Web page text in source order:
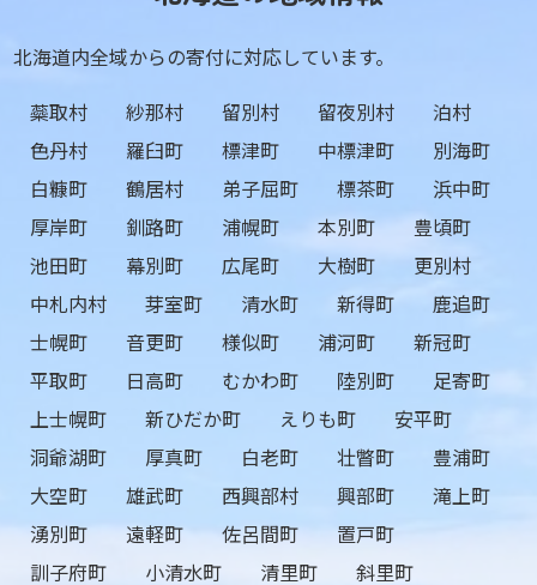
北海道内全域からの寄付に対応しています。
蘂取村
紗那村 留別村 留夜別村
泊村
色丹村
羅臼町 標津町 中標津町
別海町
白糠町
鶴居村 弟子屈町 標茶町
浜中町
厚岸町
釧路町 浦幌町 本別町
豊頃町
池田町
幕別町 広尾町 大樹町
更別村
中札内村
芽室町 清水町 新得町
鹿追町
士幌町
音更町 様似町 浦河町
新冠町
平取町
日高町 むかわ町 陸別町
足寄町
上士幌町
新ひだか町 えりも町
安平町
洞爺湖町
厚真町 白老町 壮瞥町
豊浦町
大空町
雄武町 西興部村 興部町
滝上町
湧別町
遠軽町 佐呂間町
置戸町
訓子府町
小清水町 清里町
斜里町